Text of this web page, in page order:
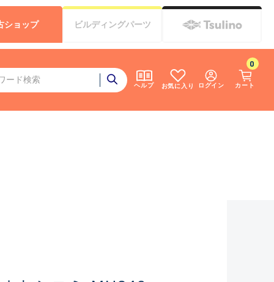
ヘルプ お気に入り ログイン カート
0
ショップ ビルディングパーツ